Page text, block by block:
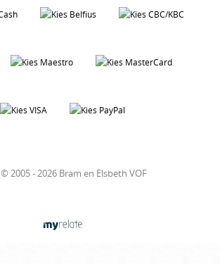
© 2005 - 2026 Bram en Elsbeth VOF